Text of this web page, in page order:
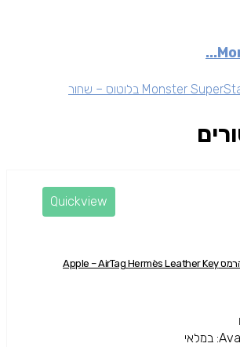
Quickview
כיסוי חום הרמס Apple – AirTag Hermès Leather Key
במלאי